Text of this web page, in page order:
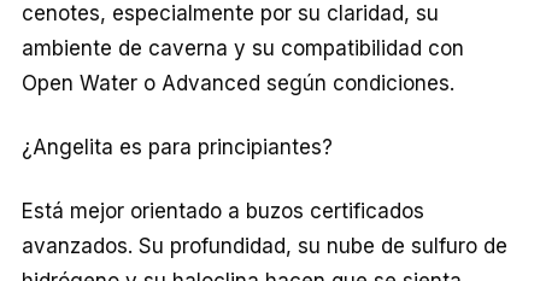
cenotes, especialmente por su claridad, su
ambiente de caverna y su compatibilidad con
Open Water o Advanced según condiciones.
¿Angelita es para principiantes?
Está mejor orientado a buzos certificados
avanzados. Su profundidad, su nube de sulfuro de